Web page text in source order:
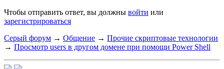
Чтобы отправить ответ, вы должны войти или
зарегистрироваться
Серый форум → Общение → Прочие скриптовые технологии
→ Просмотр users в другом домене при помощи Power Shell